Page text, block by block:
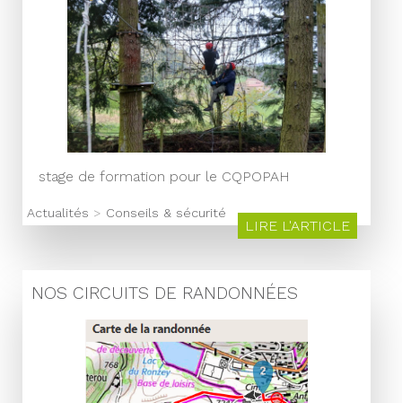
stage de formation pour le CQPOPAH
Actualités > Conseils & sécurité
LIRE L'ARTICLE
NOS CIRCUITS DE RANDONNÉES